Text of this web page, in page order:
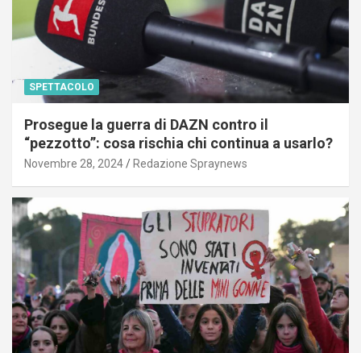
SPETTACOLO
Prosegue la guerra di DAZN contro il
“pezzotto”: cosa rischia chi continua a usarlo?
Novembre 28, 2024 Redazione Spraynews